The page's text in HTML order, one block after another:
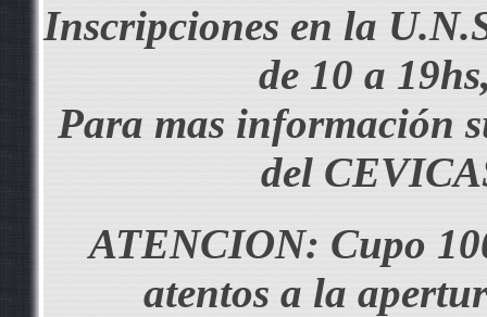
Inscripciones en la
de 10 a
Para mas información
del
ATENCION: Cupo
atentos a la